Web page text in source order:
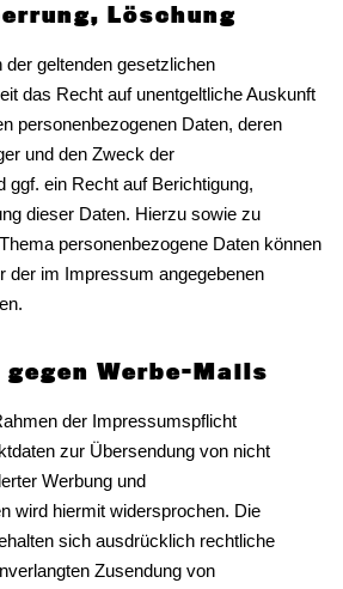
Löschung
geltenden gesetzlichen
das Recht auf unentgeltliche Auskunft
personenbezogenen Daten, deren
und den Zweck der
ggf. ein Recht auf Berichtigung,
dieser Daten. Hierzu sowie zu
personenbezogene Daten können
der im Impressum angegebenen
Werbe-Mails
der Impressumspflicht
zur Übersendung von nicht
Werbung und
wird hiermit widersprochen. Die
sich ausdrücklich rechtliche
Zusendung von